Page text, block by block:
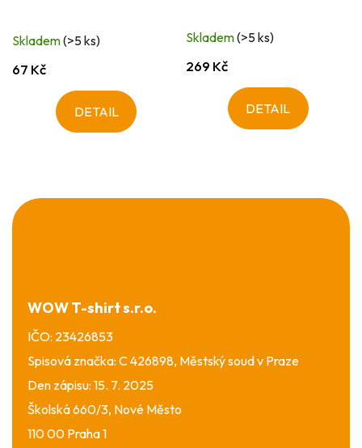
Skladem(>5 ks)
67 Kč
DETAIL
Skladem(>5 ks)
269 Kč
DETAIL
Z
á
WOW T-shirt s.r.o.
IČO: 23426853
Spisová značka: C 426898, Městský soud v Praze
Den zápisu: 15. 7. 2025
Školská 660/3, Nové Město
110 00 Praha 1